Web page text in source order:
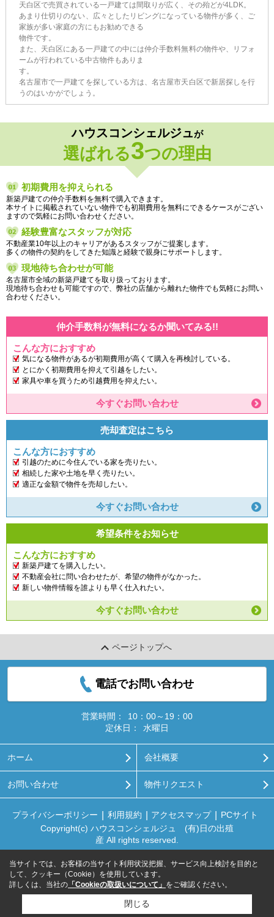
天白区で売買されている一戸建ては間取りが広く、その殆どが4LDK。
あまり仕切りのない、広々としたリビングになっている物件が多く、ご
家族が多い家庭の方にもお勧めできる
物件です。
また、天白区にある一戸建ての中には仲介手数料無料の物件や、リフォ
ームが行われている中古物件もありま
す。
名古屋市で一戸建てを探している方は、名古屋市天白区で新居探しを行
うのはいかがでしょう。
ハウスコンシェルジュが
選ばれる3つの理由
初期費用を抑えられる
新築戸建ての仲介手数料を無料で購入できます。
本サイトに掲載されていない物件でも初期費用を無料にできるケースがござい
ますので気軽にお問い合わせください。
経験豊富なスタッフが対応
不動産業10年以上のキャリアがあるスタッフがご提案します。
多くの物件の契約をしてきた知識と経験で親身にサポートします。
現地待ち合わせが可能
名古屋市全域の新築戸建てを取り扱っております。
現地待ち合わせも可能ですので、弊社の店舗から離れた物件でも気軽にお問い
合わせください。
仲介手数料が無料になるか聞いてみる!!
こんな方におすすめ
気になる物件があるが初期費用が高くて購入を再検討している。
とにかく初期費用を抑えて引越をしたい。
家具や車を買うため引越費用を抑えたい。
今すぐお問い合わせ
売却査定はこちら
こんな方におすすめ
引越のために今住んでいる家を売りたい。
相続した家や土地を早く売りたい。
適正な金額で物件を売却したい。
今すぐお問い合わせ
希望条件をお知らせ
こんな方におすすめ
新築戸建てを購入したい。
不動産会社に問い合わせたが、希望の物件がなかった。
新しい物件情報を誰よりも早く仕入れたい。
今すぐお問い合わせ
ページトップへ
電話でお問い合わせ
営業時間：
10：00～19：00
定休日：
水曜日
ホーム 会社概要
お問い合わせ 物件リクエスト
プライバシーポリシー 利用規約 アクセスマップ
PCサイト
Copyright(c) ハウスコンシェルジュ (有)日の出殖
産 All rights reserved.
当サイトでは、お客様の当サイト利用状況把握、サービス向上検討を目的と
して、クッキー（Cookie）を使用しています。
詳しくは、当社の 「Cookieの取扱いについて」 をご確認ください。
閉じる